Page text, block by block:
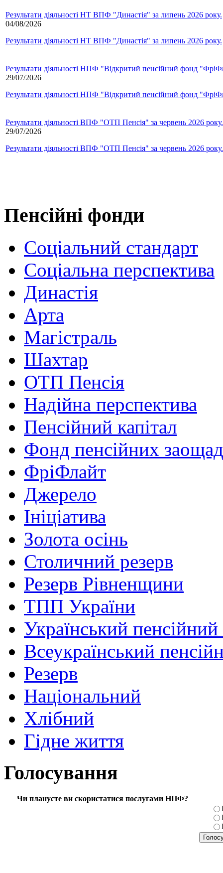
Результати діяльності НТ ВПФ "Династія" за липень 2026 року.
04/08/2026
Результати діяльності НТ ВПФ "Династія" за липень 2026 року.
Результати діяльності НПФ "Відкритий пенсійний фонд
29/07/2026
Результати діяльності НПФ "Відкритий пенсійний фонд
Результати діяльності ВПФ "ОТП Пенсія" за червень 2026 року.
29/07/2026
Результати діяльності ВПФ "ОТП Пенсія" за червень 2026 року.
Пенсійні фонди
Соціальний стандарт
Соціальна перспектива
Династія
Арта
Магістраль
Шахтар
ОТП Пенсія
Надійна перспектива
Пенсійний капітал
Фонд пенсійних
ФріФлайт
Джерело
Ініціатива
Золота осінь
Столичний резерв
Резерв Рівненщини
ТПП України
Український
Всеукраїнський
Резерв
Національний
Хлібний
Гідне життя
Голосування
Чи плануєте ви скористатися послугами НПФ?